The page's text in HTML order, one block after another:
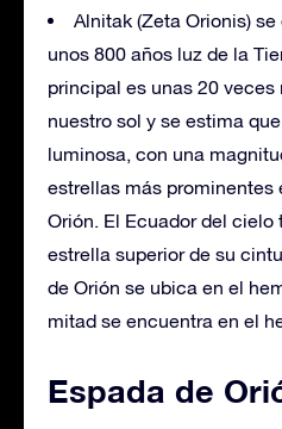
Alnitak (Zeta Orionis)
unos 800 años luz de la
principal es unas 20 veces
nuestro sol y se estima
luminosa, con una
estrellas más prominentes
Orión. El Ecuador del cielo
estrella superior de su
de Orión se ubica en el
mitad se encuentra en el
Espada de